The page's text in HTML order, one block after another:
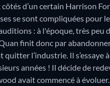
d’un certain Harrison
se sont compliquées pour
: à l'époque, très peu
finit donc par
l’industrie. Il
années ! Il décide de
avait commencé à